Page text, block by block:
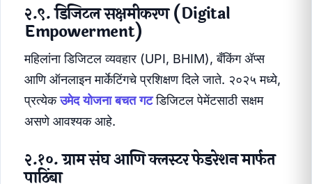
२.९. डिजिटल सक्षमीकरण (Digital
Empowerment)
महिलांना डिजिटल व्यवहार (UPI, BHIM), बँकिंग ॲप्स
आणि ऑनलाइन मार्केटिंगचे प्रशिक्षण दिले जाते. २०२५ मध्ये,
प्रत्येकउमेद योजना बचत गटडिजिटल पेमेंटसाठी सक्षम
असणे आवश्यक आहे.
२.१०. ग्राम संघ आणि क्लस्टर फेडरेशन मार्फत
पाठिंबा